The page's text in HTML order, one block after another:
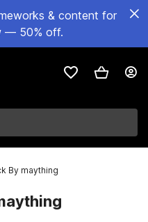
& content for
— 50% off.
By maything